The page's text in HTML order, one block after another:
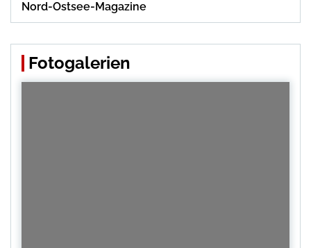
Nord-Ostsee-Magazine
Fotogalerien